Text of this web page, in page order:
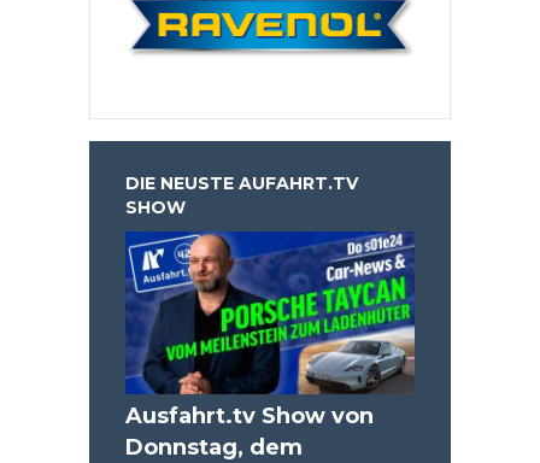
DIE NEUSTE AUFAHRT.TV
SHOW
Ausfahrt.tv Show von
Donnstag, dem